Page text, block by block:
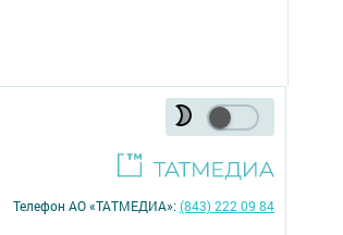
Телефон АО «ТАТМЕДИА»:(843) 222 09 84